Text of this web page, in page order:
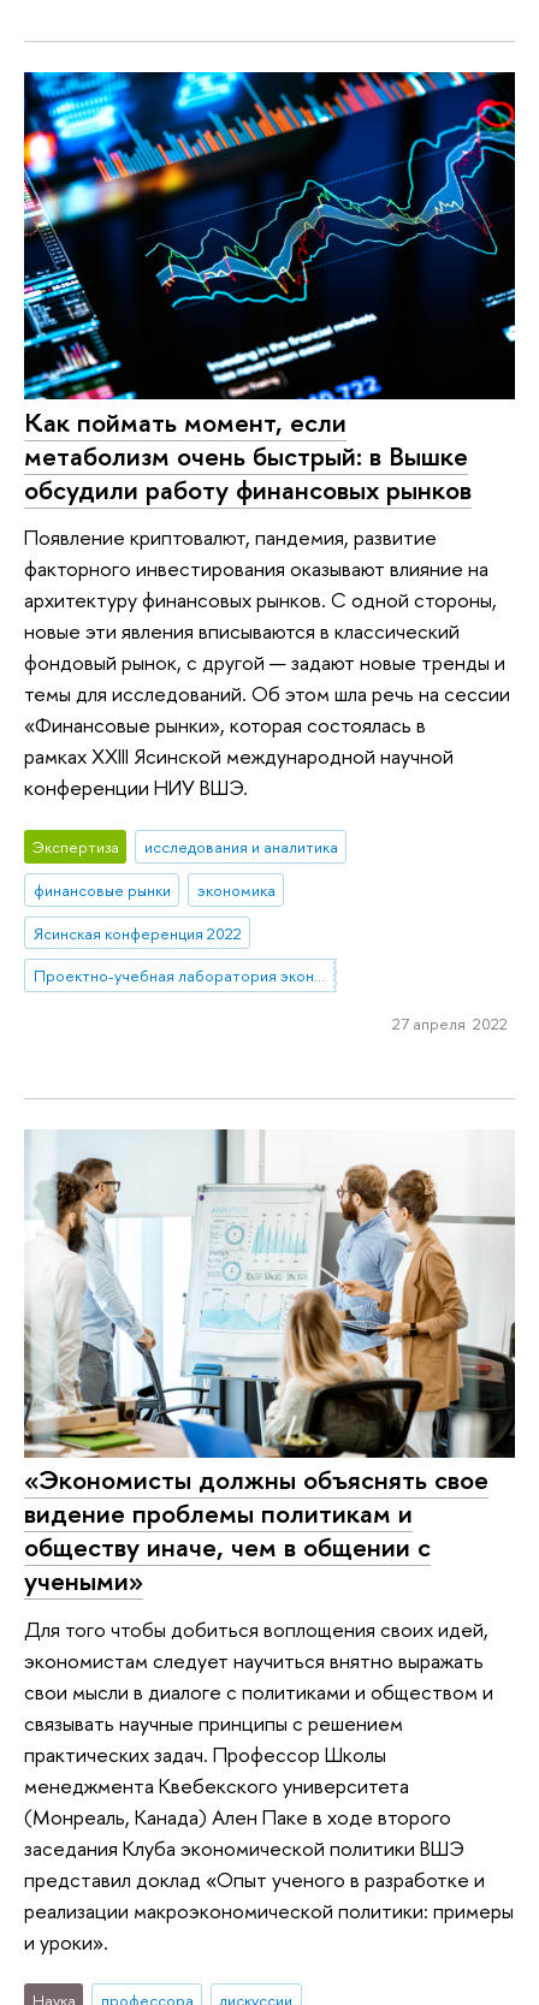
Как поймать момент, если
метаболизм очень быстрый: в Вышке
обсудили работу финансовых рынков
Появление криптовалют, пандемия, развитие
факторного инвестирования оказывают влияние на
архитектуру финансовых рынков. С одной стороны,
новые эти явления вписываются в классический
фондовый рынок, с другой — задают новые тренды и
темы для исследований. Об этом шла речь на сессии
«Финансовые рынки», которая состоялась в
рамках XXIII Ясинской международной научной
конференции НИУ ВШЭ.
Экспертиза
исследования и аналитика
финансовые рынки
экономика
Ясинская конференция 2022
Проектно-учебная лаборатория экономической журналистики
27 апреля 2022
«Экономисты должны объяснять свое
видение проблемы политикам и
обществу иначе, чем в общении с
учеными»
Для того чтобы добиться воплощения своих идей,
экономистам следует научиться внятно выражать
свои мысли в диалоге с политиками и обществом и
связывать научные принципы с решением
практических задач. Профессор Школы
менеджмента Квебекского университета
(Монреаль, Канада) Ален Паке в ходе второго
заседания Клуба экономической политики ВШЭ
представил доклад «Опыт ученого в разработке и
реализации макроэкономической политики: примеры
и уроки».
Наука профессора дискуссии